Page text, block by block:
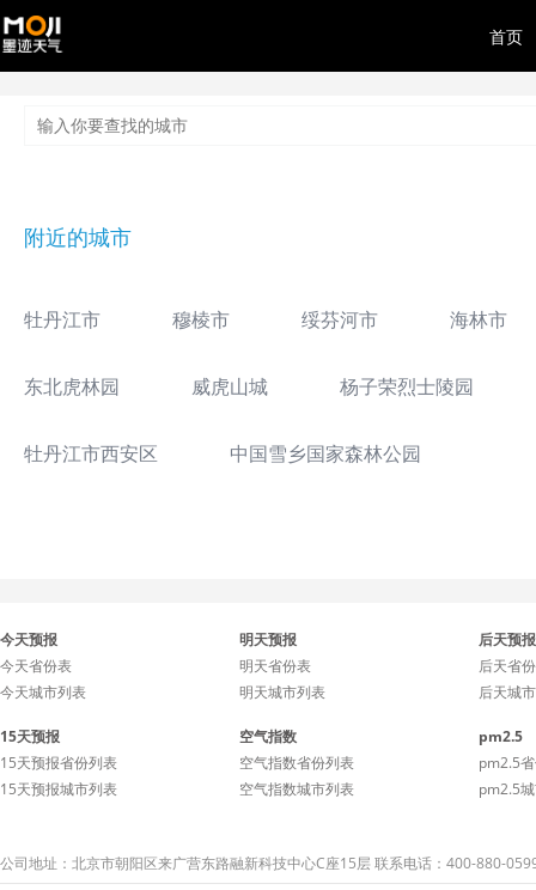
首页
附近的城市
牡丹江市 穆棱市 绥芬河市 海林市
东北虎林园 威虎山城 杨子荣烈士陵园
牡丹江市西安区 中国雪乡国家森林公园
今天预报
今天省份表
今天城市列表
明天预报
明天省份表
明天城市列表
后天预报
后天省
后天城
15天预报
15天预报省份列表
15天预报城市列表
空气指数
空气指数省份列表
空气指数城市列表
pm2.5
pm2.5
pm2.5
公司地址：北京市朝阳区来广营东路融新科技中心C座15层 联系电话：400-880-